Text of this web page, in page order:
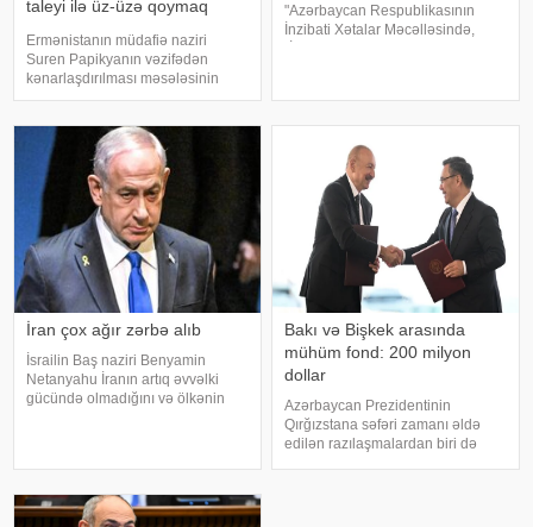
taleyi ilə üz-üzə qoymaq
Ermənistanın müdafiə naziri
Suren Papikyanın vəzifədən
kənarlaşdırılması məsələsinin
gündəmə gəldiyi iddia olunur.
hakimiyyət daxilindəki mənbələrə
istinadən yazır ki, Baş nazi
"Azərbaycan Respublikasının
İnzibati Xətalar Məcəlləsində,
İran çox ağır zərbə alıb
İsrailin Baş naziri Benyamin
Netanyahu İranın artıq əvvəlki
gücündə olmadığını və ölkənin
Bakı və Bişkek arasında
mühüm fond: 200 milyon
dollar
Azərbaycan Prezidentinin
Qırğızstana səfəri zamanı əldə
edilən razılaşmalardan biri də